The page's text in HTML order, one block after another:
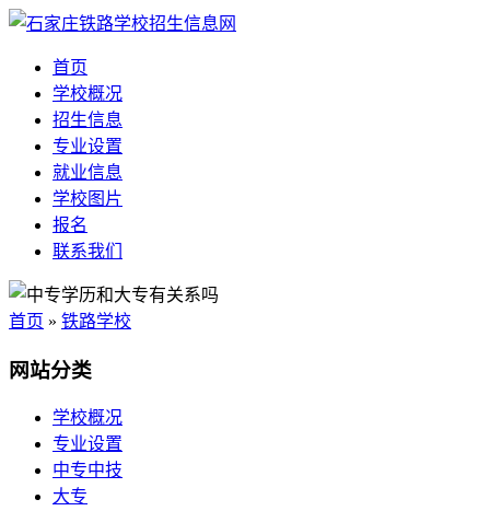
首页
学校概况
招生信息
专业设置
就业信息
学校图片
报名
联系我们
首页 » 铁路学校
网站分类
学校概况
专业设置
中专中技
大专